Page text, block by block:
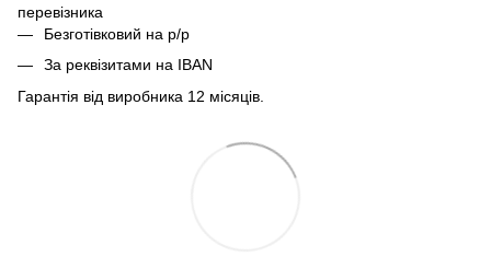
перевізника
Безготівковий на р/р
За реквізитами на IBAN
Гарантія від виробника 12 місяців.